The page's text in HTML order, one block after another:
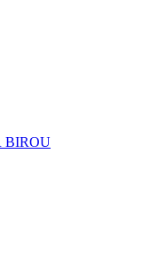
BIROU